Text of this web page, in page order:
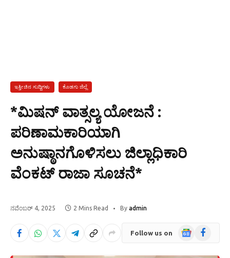
ಇತ್ತೀಚಿನ ಸುದ್ದಿಗಳು ಕೊಡಗು ಜಿಲ್ಲೆ
*ಮಿಷನ್ ವಾತ್ಸಲ್ಯ ಯೋಜನೆ :
ಪರಿಣಾಮಕಾರಿಯಾಗಿ
ಅನುಷ್ಠಾನಗೊಳಿಸಲು ಜಿಲ್ಲಾಧಿಕಾರಿ
ವೆಂಕಟ್ ರಾಜಾ ಸೂಚನೆ*
ನವೆಂಬರ್ 4, 2025 2 Mins Read By admin
Follow us on
GoogleFacebook